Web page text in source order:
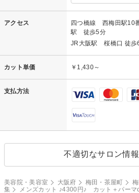
アクセス
四つ橋線 西梅田駅10
駅 徒歩5分
JR大阪駅 桜橋口 徒歩
カット単価 ￥1,430～
支払方法
不適切なサロン情
美容院・美容室 大阪府 梅田・茶屋町
集
メンズカット ♪4300円♪ カット＋パー